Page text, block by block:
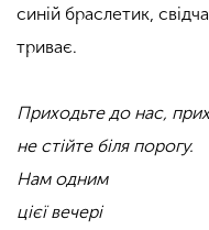
синій браслетик,
триває.
Приходьте до нас,
не стійте біля порогу.
Нам одним
цієї вечері